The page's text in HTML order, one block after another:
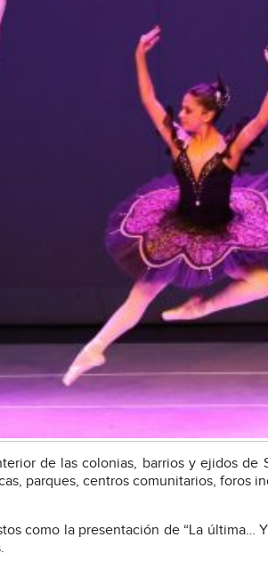
de las colonias, barrios y ejidos de
parques, centros comunitarios, foros
como la presentación de “La última…